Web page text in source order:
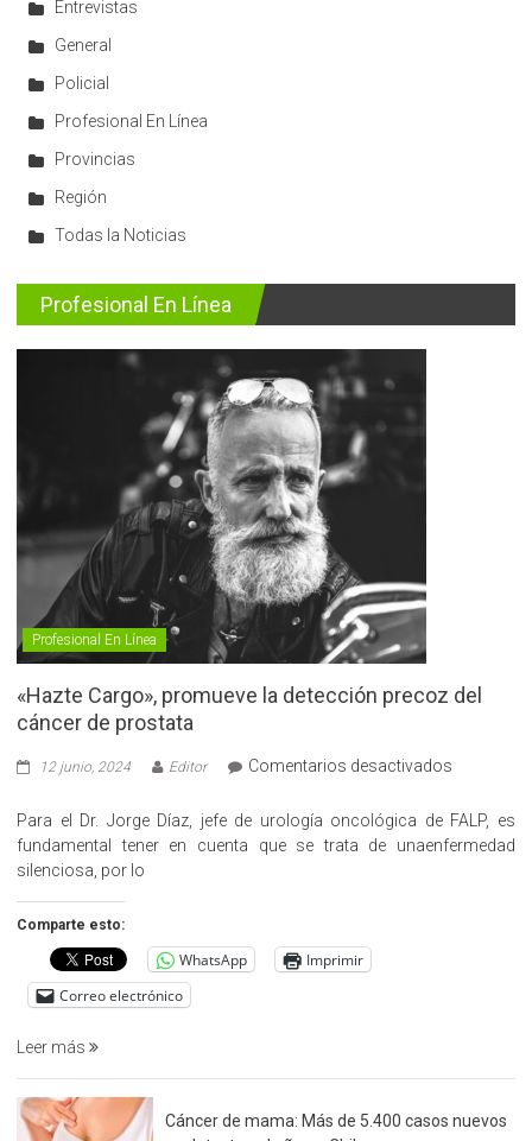
Entrevistas
General
Policial
Profesional En Línea
Provincias
Región
Todas la Noticias
Profesional En Línea
Profesional En Línea
«Hazte Cargo», promueve la detección precoz del
cáncer de prostata
12 junio, 2024 Editor Comentarios desactivados
Cargo»,
promueve
Para el Dr. Jorge Díaz, jefe de urología oncológica de FALP, es
fundamental tener en cuenta que se trata de unaenfermedad
silenciosa, por lo
Comparte esto:
WhatsApp
Imprimir
Correo electrónico
Leer más
Cáncer de mama: Más de 5.400 casos nuevos